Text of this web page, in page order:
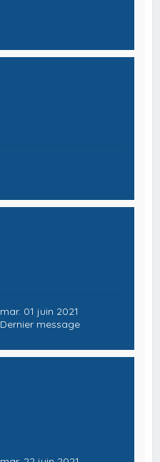
mar. 01 juin 2021
Dernier message